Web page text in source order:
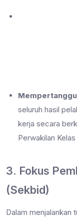
Mendukung
literasi,
serta
seluruh hasil
kerja secara
Perwakilan
3. Fokus
(Sekbid)
Dalam menjalankan